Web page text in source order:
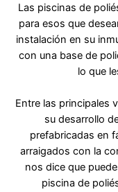
Las piscinas de
para esos que
instalación en su
con una base de
lo que
Entre las principales
su desarrollo
prefabricadas en
arraigados con la
nos dice que
piscina de